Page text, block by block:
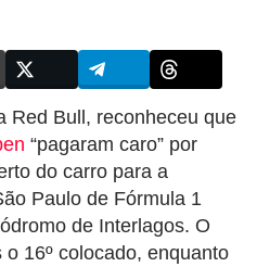
Red Bull, reconheceu que
“pagaram caro” por
do carro para a
Paulo de Fórmula 1
de Interlagos. O
16º colocado, enquanto